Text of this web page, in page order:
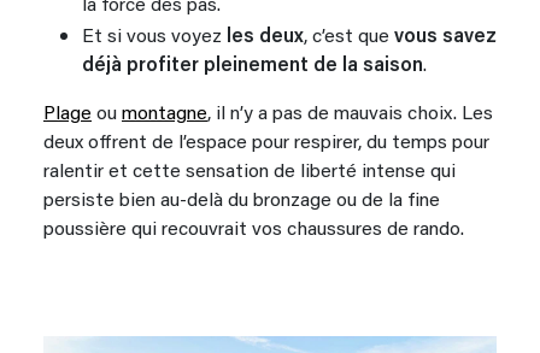
la force des pas.
Et si vous voyez les deux, c’est que vous savez
déjà profiter pleinement de la saison.
Plage ou montagne, il n’y a pas de mauvais choix. Les
deux offrent de l’espace pour respirer, du temps pour
ralentir et cette sensation de liberté intense qui
persiste bien au-delà du bronzage ou de la fine
poussière qui recouvrait vos chaussures de rando. ​